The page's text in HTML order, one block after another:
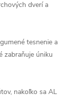
dverí a
tesnenie a
zabraňuje úniku
nakoľko sa AL